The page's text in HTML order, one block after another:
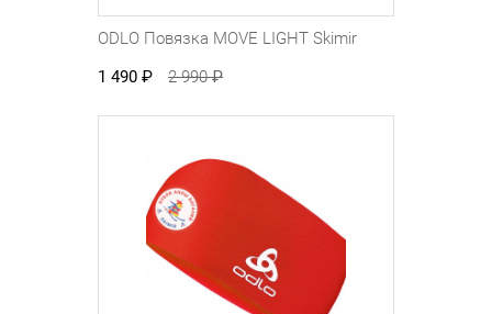
ODLO Повязка MOVE LIGHT Skimir
1 490 ₽ 2 990₽